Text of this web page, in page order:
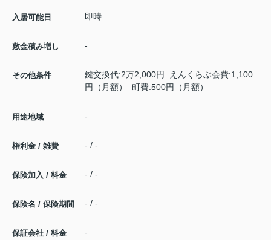
入居可能日 即時
敷金積み増し -
その他条件
鍵交換代:2万2,000円 えんくらぶ会費:1,100
円（月額） 町費:500円（月額）
用途地域 -
権利金 / 雑費 - / -
保険加入 / 料金 - / -
保険名 / 保険期間 - / -
保証会社 / 料金
-